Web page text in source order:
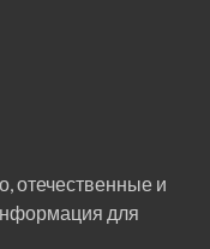
отечественные и
для